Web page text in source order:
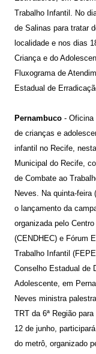
Trabalho Infantil. No
de Salinas para tratar
localidade e nos dias
Criança e do
Fluxograma de
Estadual de
Pernambuco - Oficina
de crianças e
infantil no Recife,
Municipal do Recife,
de Combate ao
Neves. Na quinta-feira
o lançamento da
organizada pelo
(CENDHEC) e Fórum
Trabalho Infantil
Conselho Estadual de
Adolescente, em
Neves ministra
TRT da 6ª Região
12 de junho,
do metrô, organizado